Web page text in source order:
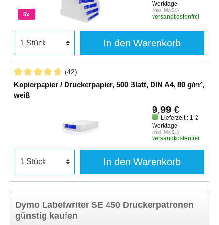
5x
Werktage
(inkl. MwSt.)
versandkostenfrei
In den Warenkorb
(42)
Kopierpapier / Druckerpapier, 500 Blatt, DIN A4, 80 g/m²,
weiß
9,99 €
Lieferzeit : 1-2
Werktage
(inkl. MwSt.)
versandkostenfrei
In den Warenkorb
Dymo Labelwriter SE 450 Druckerpatronen
günstig kaufen